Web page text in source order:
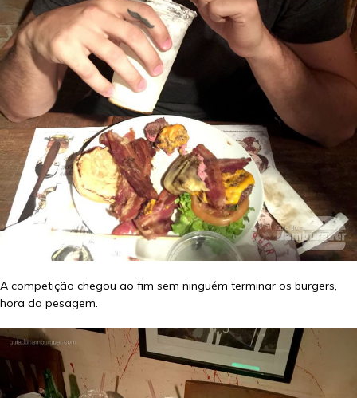
A competição chegou ao fim sem ninguém terminar os burgers,
hora da pesagem.